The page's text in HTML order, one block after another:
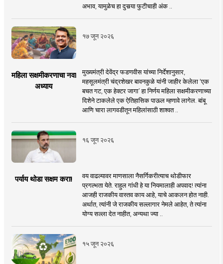
अभाव, यामुळेच हा दुसर्‍या फुटीचाही अंक ..
१७ जून २०२६
महिला सक्षमीकरणाचा नवा
अध्याय
मुख्यमंत्री देवेंद्र फडणवीस यांच्या निर्देशानुसार,
महसूलमंत्री चंद्रशेखर बावनकुळे यांनी जाहीर केलेला ‘एक
बचत गट, एक हेक्टर जागा’ हा निर्णय महिला सक्षमीकरणाच्या
दिशेने टाकलेले एक ऐतिहासिक पाऊल म्हणावे लागेल. बांबू
आणि चारा लागवडीतून महिलांसाठी शाश्वत ..
१६ जून २०२६
पर्याय थोडा सक्षम करा!
वय वाढल्यावर माणसाला नैसर्गिकरीत्याच थोडीफार
प्रगल्भता येते. राहुल गांधी हे या नियमालाही अपवाद! त्यांना
आजही राजकीय वास्तव काय आहे, याचे आकलन होत नाही.
अर्थात, त्यांनी जे राजकीय सल्लागार नेमले आहेत, ते त्यांना
योग्य सल्ला देत नाहीत, अन्यथा ज्या ..
१५ जून २०२६